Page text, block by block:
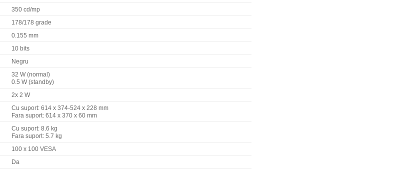
350 cd/mp
178/178 grade
0.155 mm
10 bits
Negru
32 W (normal)
0.5 W (standby)
2x 2 W
Cu suport: 614 x 374-524 x 228 mm
Fara suport: 614 x 370 x 60 mm
Cu suport: 8.6 kg
Fara suport: 5.7 kg
100 x 100 VESA
Da